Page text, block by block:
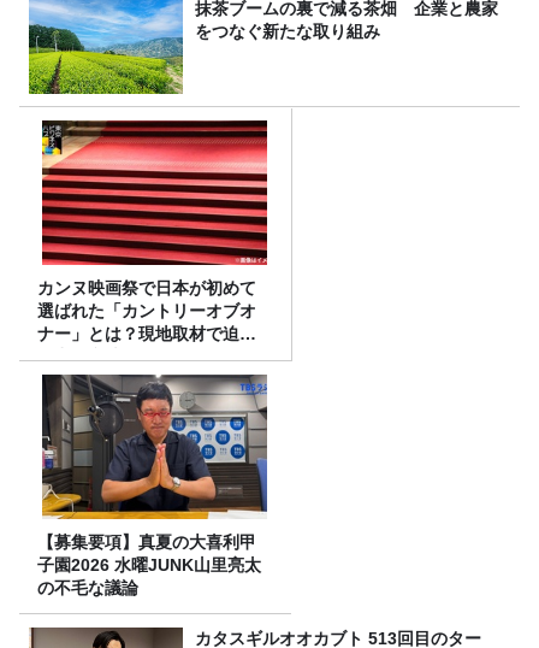
抹茶ブームの裏で減る茶畑 企業と農家
をつなぐ新たな取り組み
カンヌ映画祭で日本が初めて
選ばれた「カントリーオブオ
ナー」とは？現地取材で迫る
選出の意味
【募集要項】真夏の大喜利甲
子園2026 水曜JUNK山里亮太
の不毛な議論
カタスギルオオカブト 513回目のター